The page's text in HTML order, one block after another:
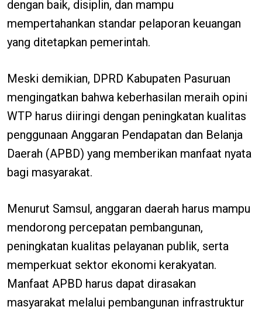
dengan baik, disiplin, dan mampu
mempertahankan standar pelaporan keuangan
yang ditetapkan pemerintah.
Meski demikian, DPRD Kabupaten Pasuruan
mengingatkan bahwa keberhasilan meraih opini
WTP harus diiringi dengan peningkatan kualitas
penggunaan Anggaran Pendapatan dan Belanja
Daerah (APBD) yang memberikan manfaat nyata
bagi masyarakat.
Menurut Samsul, anggaran daerah harus mampu
mendorong percepatan pembangunan,
peningkatan kualitas pelayanan publik, serta
memperkuat sektor ekonomi kerakyatan.
Manfaat APBD harus dapat dirasakan
masyarakat melalui pembangunan infrastruktur